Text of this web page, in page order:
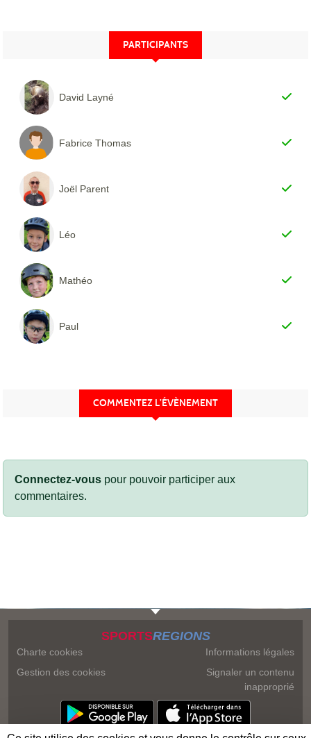
PARTICIPANTS
David Layné
Fabrice Thomas
Joël Parent
Léo
Mathéo
Paul
COMMENTEZ L’ÉVÈNEMENT
Connectez-vous pour pouvoir participer aux
commentaires.
SPORTSREGIONS
Charte cookies
Gestion des cookies
Informations légales
Signaler un contenu
inapproprié